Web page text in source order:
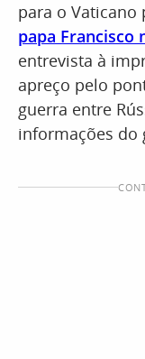
para o
papa Francisco
entrevista à
apreço pelo
guerra entre
informações do